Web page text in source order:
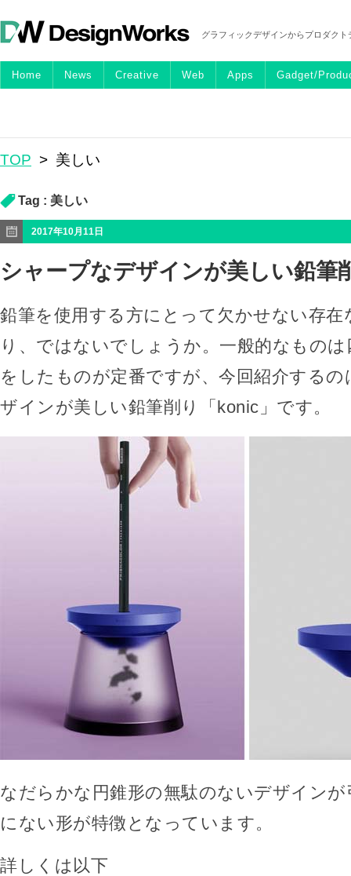
グラフィックデザインからプロダク
Home News Creative Web Apps Gadget/
TOP > 美しい
Tag : 美しい
2017年10月11日
シャープなデザインが美しい鉛筆
鉛筆を使用する方にとって欠かせない存在
り、ではないでしょうか。一般的なもの
をしたものが定番ですが、今回紹介する
ザインが美しい鉛筆削り「konic」です。
なだらかな円錐形の無駄のないデザイン
にない形が特徴となっています。
詳しくは以下